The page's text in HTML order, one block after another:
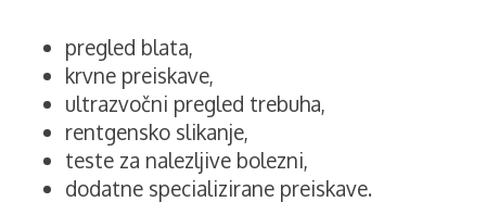
pregled blata,
krvne preiskave,
ultrazvočni pregled trebuha,
rentgensko slikanje,
teste za nalezljive bolezni,
dodatne specializirane preiskave.